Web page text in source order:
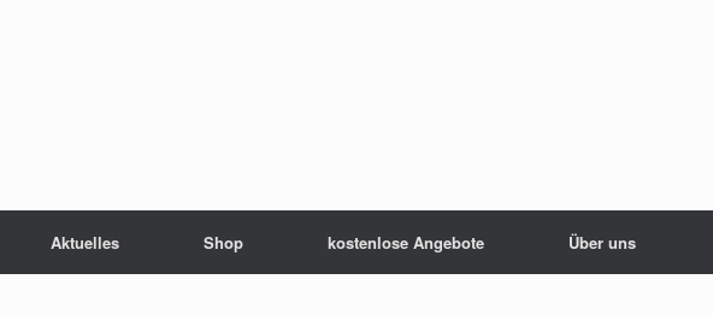
Aktuelles Shop kostenlose Angebote Über uns